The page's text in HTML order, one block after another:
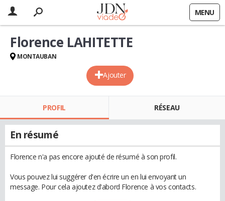
MENU
Ajouter
Florence LAHITETTE
MONTAUBAN
PROFIL RÉSEAU
En résumé
Florence n'a pas encore ajouté de résumé à son profil.
Vous pouvez lui suggérer d'en écrire un en lui envoyant un
message. Pour cela ajoutez d'abord Florence à vos contacts.